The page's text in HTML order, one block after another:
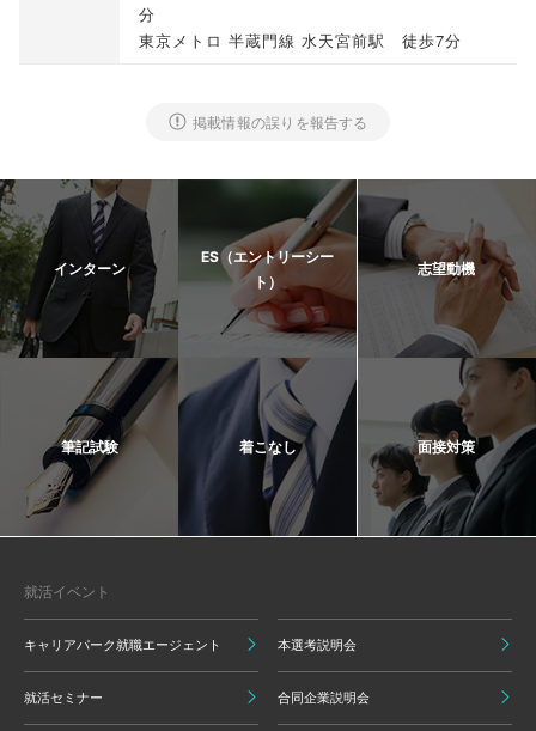
分
東京メトロ 半蔵門線 水天宮前駅 徒歩7分
掲載情報の誤りを報告する
インターン
ES（エントリーシー
ト）
志望動機
筆記試験 着こなし 面接対策
就活イベント
キャリアパーク就職エージェント 本選考説明会
就活セミナー 合同企業説明会